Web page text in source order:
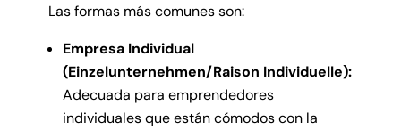
Las formas más comunes son:
Empresa Individual
(Einzelunternehmen/Raison Individuelle):
Adecuada para emprendedores
individuales que están cómodos con la